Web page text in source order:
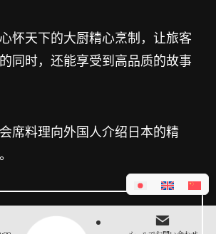
怀天下的大厨精心烹制，让旅客
同时，还能享受到高品质的故事
席料理向外国人介绍日本的精